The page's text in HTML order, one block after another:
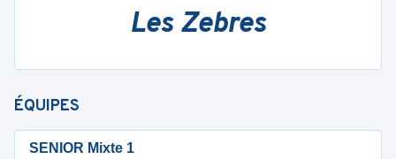
Les Zebres
ÉQUIPES
SENIOR Mixte 1